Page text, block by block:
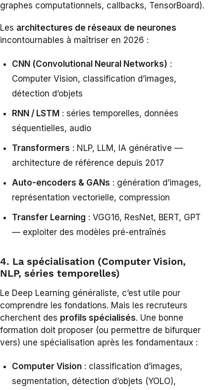
graphes computationnels, callbacks, TensorBoard).
Les architectures de réseaux de neurones
incontournables à maîtriser en 2026 :
CNN (Convolutional Neural Networks) :
Computer Vision, classification d’images,
détection d’objets
RNN / LSTM : séries temporelles, données
séquentielles, audio
Transformers : NLP, LLM, IA générative —
architecture de référence depuis 2017
Auto-encoders & GANs : génération d’images,
représentation vectorielle, compression
Transfer Learning : VGG16, ResNet, BERT, GPT
— exploiter des modèles pré-entraînés
4. La spécialisation (Computer Vision,
NLP, séries temporelles)
Le Deep Learning généraliste, c’est utile pour
comprendre les fondations. Mais les recruteurs
cherchent des profils spécialisés. Une bonne
formation doit proposer (ou permettre de bifurquer
vers) une spécialisation après les fondamentaux :
Computer Vision : classification d’images,
segmentation, détection d’objets (YOLO),